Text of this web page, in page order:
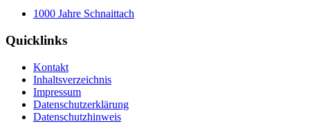
1000 Jahre Schnaittach
Quicklinks
Kontakt
Inhaltsverzeichnis
Impressum
Datenschutzerklärung
Datenschutzhinweis